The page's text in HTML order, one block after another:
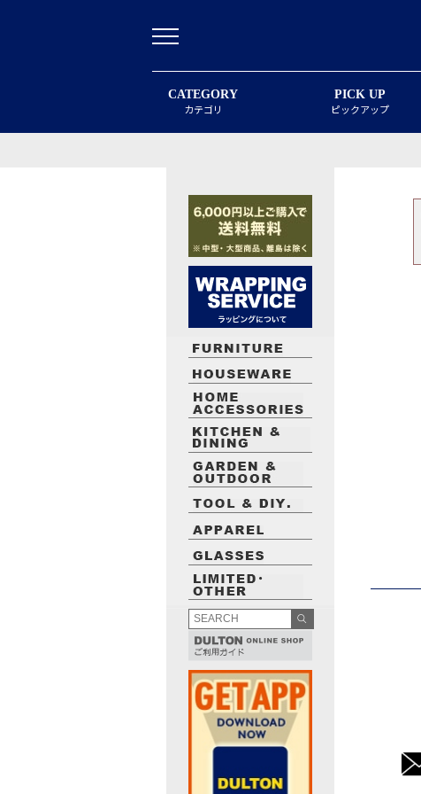
CATEGORY
カテゴリ
PICK UP
ピックアップ